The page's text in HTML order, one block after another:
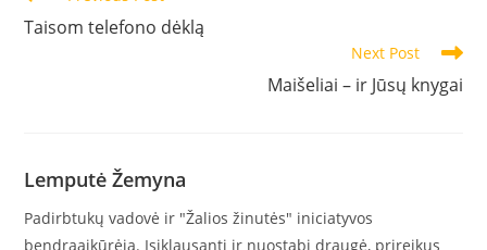
articles
Taisom telefono dėklą
Next Post
Maišeliai – ir Jūsų knygai
Lemputė Žemyna
Padirbtukų vadovė ir "Žalios žinutės" iniciatyvos
bendraaįkūrėja. Įsiklausanti ir nuostabi draugė, prireikus